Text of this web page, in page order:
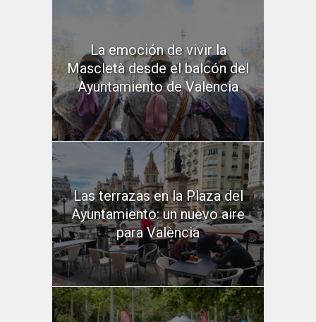
La emoción de vivir la
Mascletà desde el balcón del
Ayuntamiento de Valencia
Las terrazas en la Plaza del
Ayuntamiento: un nuevo aire
para València